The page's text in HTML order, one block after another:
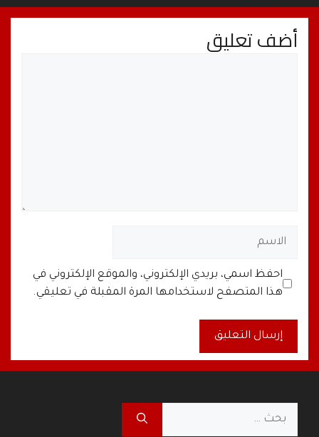
أضف تعليق
الاسم
البريد
الإلكتروني
الموقع
الإلكتروني
احفظ اسمي، بريدي الإلكتروني، والموقع الإلكتروني في
هذا المتصفح لاستخدامها المرة المقبلة في تعليقي.
A
t
البحث